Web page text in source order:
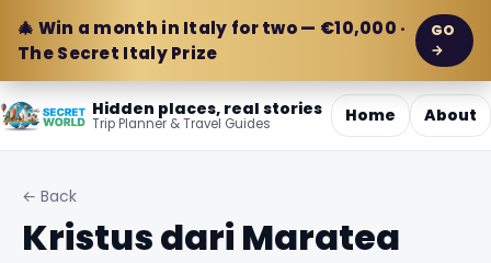
🎄 Win a month in Italy for two — €10,000 ·
The Secret Italy Prize
GO
→
Hidden places, real stories
Trip Planner & Travel Guides Home About
← Back
Kristus dari Maratea